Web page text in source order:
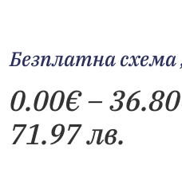
Безплатна схема
0.00€–36.80
71.97 лв.